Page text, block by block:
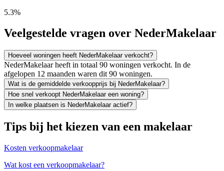
5.3%
Veelgestelde vragen over NederMakelaar
Hoeveel woningen heeft NederMakelaar verkocht?
NederMakelaar heeft in totaal 90 woningen verkocht. In de
afgelopen 12 maanden waren dit 90 woningen.
Wat is de gemiddelde verkoopprijs bij NederMakelaar?
Hoe snel verkoopt NederMakelaar een woning?
In welke plaatsen is NederMakelaar actief?
Tips bij het kiezen van een makelaar
Kosten verkoopmakelaar
Wat kost een verkoopmakelaar?